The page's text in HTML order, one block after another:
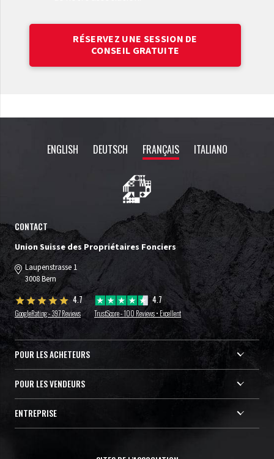
RÉSERVEZ UNE SESSION DE
CONSEIL GRATUITE
ENGLISH DEUTSCH FRANÇAIS ITALIANO
CONTACT
Union Suisse des Propriétaires Fonciers
Laupenstrasse 1
3008 Bern
4.7
GoogleRating - 397 Reviews
4.7
TrustScore - 100 Reviews • Excellent
POUR LES ACHETEURS
POUR LES VENDEURS
ENTREPRISE